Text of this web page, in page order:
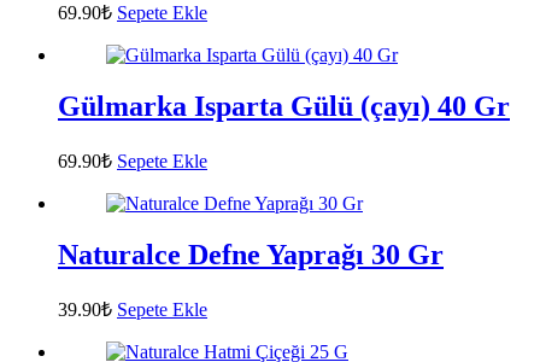
69.90₺ Sepete Ekle
Gülmarka Isparta Gülü (çayı) 40 Gr
69.90₺ Sepete Ekle
Naturalce Defne Yaprağı 30 Gr
39.90₺ Sepete Ekle